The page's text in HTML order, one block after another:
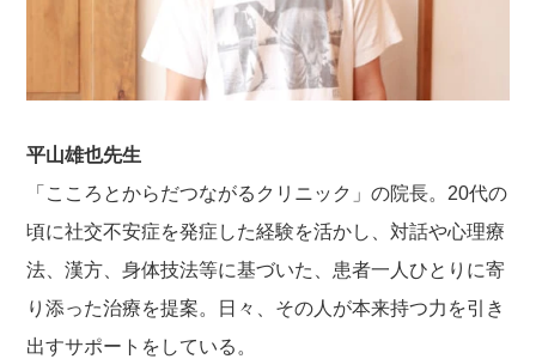
平山雄也先生
「こころとからだつながるクリニック」の院長。20代の
頃に社交不安症を発症した経験を活かし、対話や心理療
法、漢方、身体技法等に基づいた、患者一人ひとりに寄
り添った治療を提案。日々、その人が本来持つ力を引き
出すサポートをしている。